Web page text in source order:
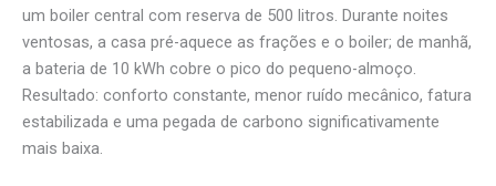
um boiler central com reserva de 500 litros. Durante noites
ventosas, a casa pré-aquece as frações e o boiler; de manhã,
a bateria de 10 kWh cobre o pico do pequeno-almoço.
Resultado: conforto constante, menor ruído mecânico, fatura
estabilizada e uma pegada de carbono significativamente
mais baixa.